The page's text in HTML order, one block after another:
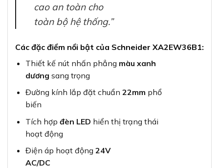
cao an toàn cho
toàn bộ hệ thống.”
Các đặc điểm nổi bật của Schneider XA2EW36B1:
Thiết kế nút nhấn phẳng màu xanh
dương sang trọng
Đường kính lắp đặt chuẩn 22mm phổ
biến
Tích hợp đèn LED hiển thị trạng thái
hoạt động
Điện áp hoạt động 24V
AC/DC